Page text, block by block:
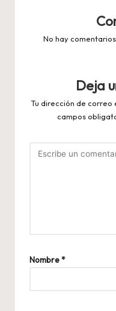
No hay
Deja
Tu dirección de correo
campos
Nombre*